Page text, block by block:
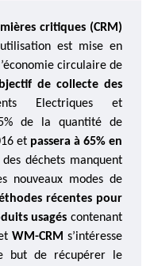
critiques (CRM)
est mise en
circulaire de
de collecte des
Electriques et
de la quantité de
et passera à 65% en
déchets manquent
nouveaux modes de
récentes pour
usagéscontenant
WM-CRM s’intéresse
but de récupérer le